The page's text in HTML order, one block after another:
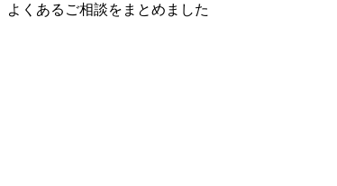
よくあるご相談をまとめました